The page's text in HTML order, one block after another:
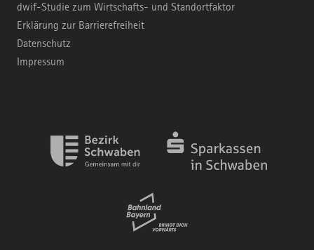
dwif-Studie zum Wirtschafts- und Standortfaktor
Erklärung zur Barrierefreiheit
Datenschutz
Impressum